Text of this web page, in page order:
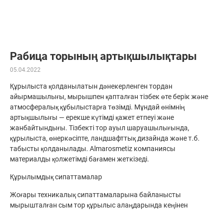
Рабица торының артықшылықтары
05.04.2022
Құрылыста қолданылатын дәнекерленген тордан
айырмашылығы, мырышпен қапталған тізбек өте берік және
атмосфералық құбылыстарға төзімді. Мұндай өнімнің
артықшылығы — ерекше күтімді қажет етпеуі және
жанбайтындығы. Тізбекті тор ауыл шаруашылығында,
құрылыста, өнеркәсіпте, ландшафттық дизайнда және т.б.
табысты қолданылады. Almarosmetiz компаниясы
материалды қолжетімді бағамен жеткізеді.
Құрылымдық сипаттамалар
Жоғары техникалық сипаттамаларына байланысты
мырышталған сым тор құрылыс алаңдарында кеңінен